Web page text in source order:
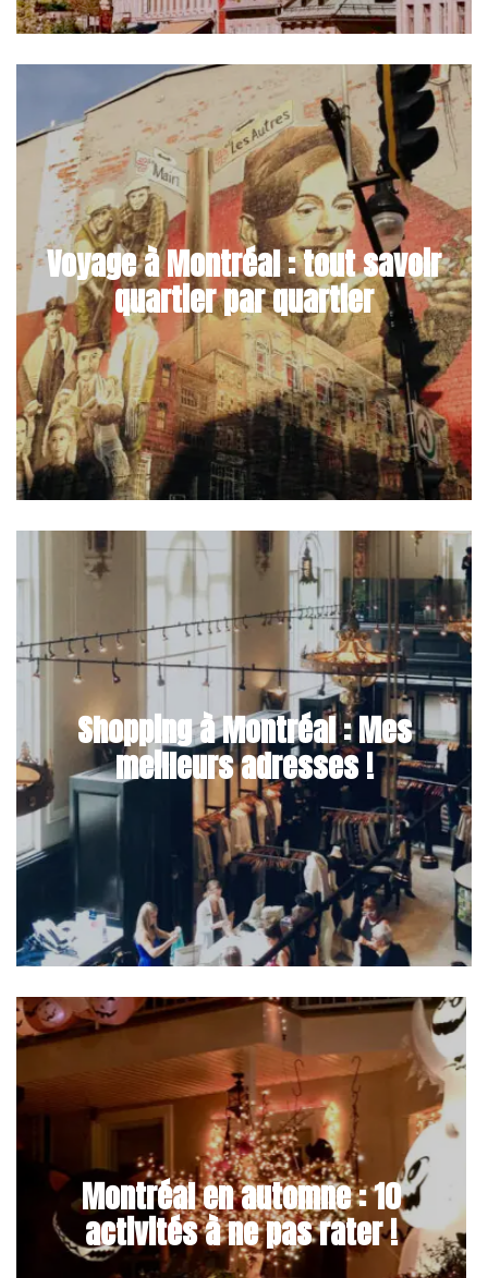
Voyage à Montréal : tout savoir
quartier par quartier
Shopping à Montréal : Mes
meilleurs adresses !
Montréal en automne : 10
activités à ne pas rater !